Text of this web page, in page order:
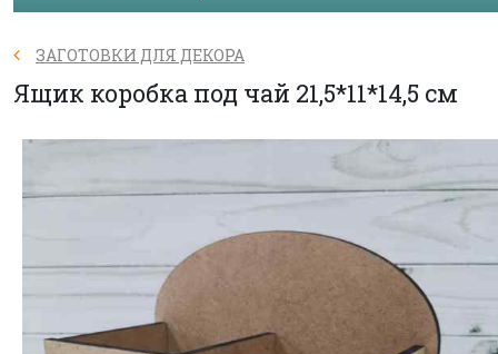
ЗАГОТОВКИ ДЛЯ ДЕКОРА
Ящик коробка под чай 21,5*11*14,5 см